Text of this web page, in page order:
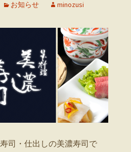
お知らせ minozusi
司・仕出しの美濃寿司で